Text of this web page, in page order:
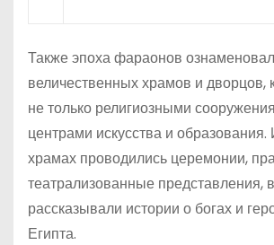
Также эпоха фараонов
величественных храмов и дворцов,
не только религиозными
центрами искусства и
храмах проводились церемонии,
театрализованные представления,
рассказывали истории о богах и
Египта.